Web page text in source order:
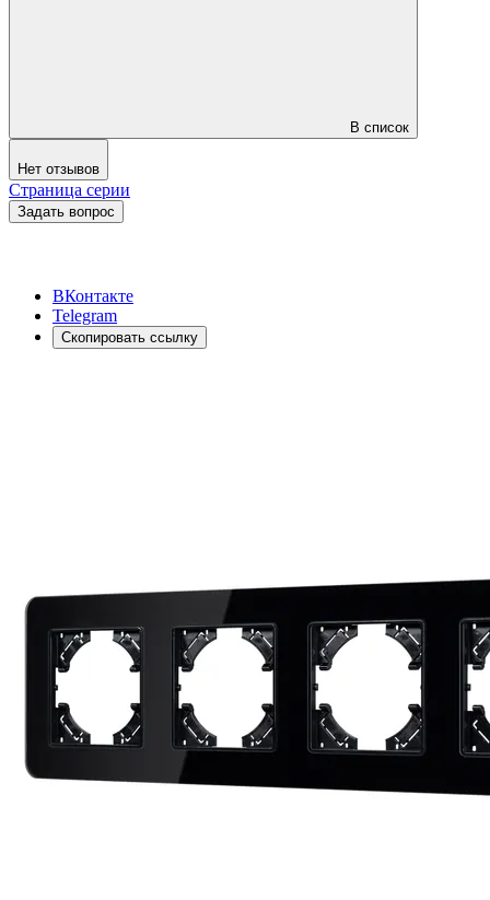
В список
Нет отзывов
Страница серии
Задать вопрос
ВКонтакте
Telegram
Скопировать ссылку